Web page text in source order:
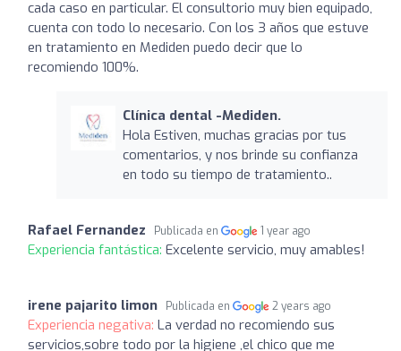
cada caso en particular. El consultorio muy bien equipado,
cuenta con todo lo necesario. Con los 3 años que estuve
en tratamiento en Mediden puedo decir que lo
recomiendo 100%.
Clínica dental -Mediden.
Hola Estiven, muchas gracias por tus
comentarios, y nos brinde su confianza
en todo su tiempo de tratamiento..
Rafael Fernandez Publicada en 1 year ago
Experiencia fantástica: Excelente servicio, muy amables!
irene pajarito limon Publicada en 2 years ago
Experiencia negativa: La verdad no recomiendo sus
servicios,sobre todo por la higiene ,el chico que me